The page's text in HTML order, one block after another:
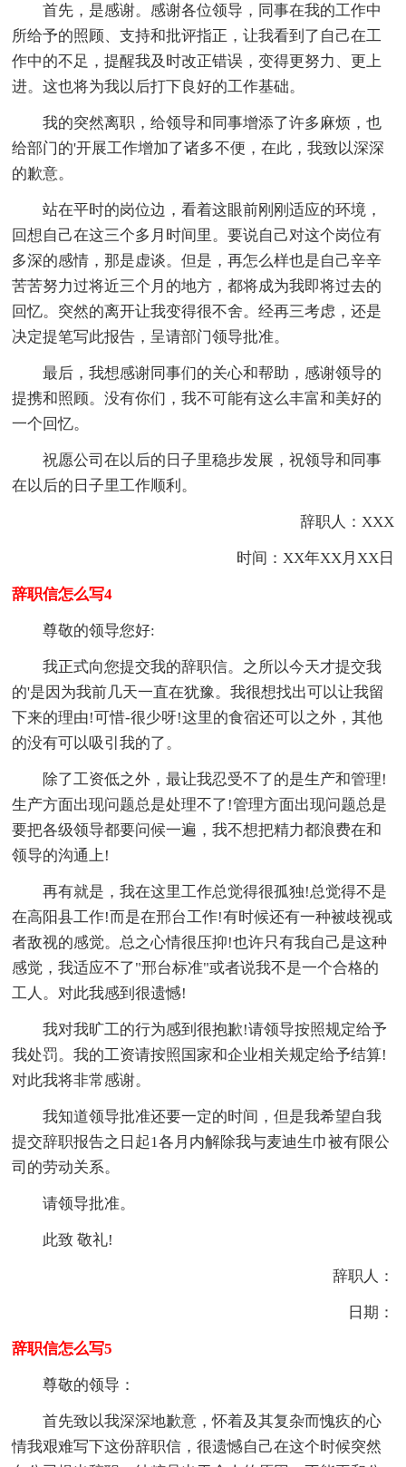
首先，是感谢。感谢各位领导，同事在我的工作中
所给予的照顾、支持和批评指正，让我看到了自己在工
作中的不足，提醒我及时改正错误，变得更努力、更上
进。这也将为我以后打下良好的工作基础。
我的突然离职，给领导和同事增添了许多麻烦，也
给部门的'开展工作增加了诸多不便，在此，我致以深深
的歉意。
站在平时的岗位边，看着这眼前刚刚适应的环境，
回想自己在这三个多月时间里。要说自己对这个岗位有
多深的感情，那是虚谈。但是，再怎么样也是自己辛辛
苦苦努力过将近三个月的地方，都将成为我即将过去的
回忆。突然的离开让我变得很不舍。经再三考虑，还是
决定提笔写此报告，呈请部门领导批准。
最后，我想感谢同事们的关心和帮助，感谢领导的
提携和照顾。没有你们，我不可能有这么丰富和美好的
一个回忆。
祝愿公司在以后的日子里稳步发展，祝领导和同事
在以后的日子里工作顺利。
辞职人：XXX
时间：XX年XX月XX日
辞职信怎么写4
尊敬的领导您好:
我正式向您提交我的辞职信。之所以今天才提交我
的'是因为我前几天一直在犹豫。我很想找出可以让我留
下来的理由!可惜-很少呀!这里的食宿还可以之外，其他
的没有可以吸引我的了。
除了工资低之外，最让我忍受不了的是生产和管理!
生产方面出现问题总是处理不了!管理方面出现问题总是
要把各级领导都要问候一遍，我不想把精力都浪费在和
领导的沟通上!
再有就是，我在这里工作总觉得很孤独!总觉得不是
在高阳县工作!而是在邢台工作!有时候还有一种被歧视或
者敌视的感觉。总之心情很压抑!也许只有我自己是这种
感觉，我适应不了"邢台标准"或者说我不是一个合格的
工人。对此我感到很遗憾!
我对我旷工的行为感到很抱歉!请领导按照规定给予
我处罚。我的工资请按照国家和企业相关规定给予结算!
对此我将非常感谢。
我知道领导批准还要一定的时间，但是我希望自我
提交辞职报告之日起1各月内解除我与麦迪生巾被有限公
司的劳动关系。
请领导批准。
此致 敬礼!
辞职人：
日期：
辞职信怎么写5
尊敬的领导：
首先致以我深深地歉意，怀着及其复杂而愧疚的心
情我艰难写下这份辞职信，很遗憾自己在这个时候突然